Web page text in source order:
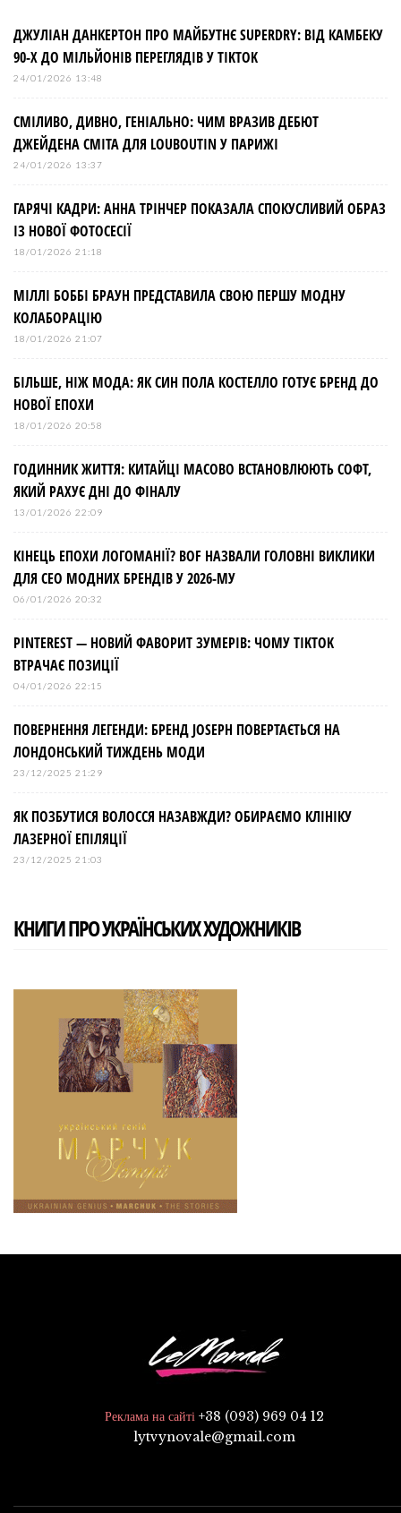
ДЖУЛІАН ДАНКЕРТОН ПРО МАЙБУТНЄ SUPERDRY: ВІД КАМБЕКУ
90-Х ДО МІЛЬЙОНІВ ПЕРЕГЛЯДІВ У TIKTOK
24/01/2026 13:48
СМІЛИВО, ДИВНО, ГЕНІАЛЬНО: ЧИМ ВРАЗИВ ДЕБЮТ
ДЖЕЙДЕНА СМІТА ДЛЯ LOUBOUTIN У ПАРИЖІ
24/01/2026 13:37
ГАРЯЧІ КАДРИ: АННА ТРІНЧЕР ПОКАЗАЛА СПОКУСЛИВИЙ ОБРАЗ
ІЗ НОВОЇ ФОТОСЕСІЇ
18/01/2026 21:18
МІЛЛІ БОББІ БРАУН ПРЕДСТАВИЛА СВОЮ ПЕРШУ МОДНУ
КОЛАБОРАЦІЮ
18/01/2026 21:07
БІЛЬШЕ, НІЖ МОДА: ЯК СИН ПОЛА КОСТЕЛЛО ГОТУЄ БРЕНД ДО
НОВОЇ ЕПОХИ
18/01/2026 20:58
ГОДИННИК ЖИТТЯ: КИТАЙЦІ МАСОВО ВСТАНОВЛЮЮТЬ СОФТ,
ЯКИЙ РАХУЄ ДНІ ДО ФІНАЛУ
13/01/2026 22:09
КІНЕЦЬ ЕПОХИ ЛОГОМАНІЇ? BOF НАЗВАЛИ ГОЛОВНІ ВИКЛИКИ
ДЛЯ СЕО МОДНИХ БРЕНДІВ У 2026-МУ
06/01/2026 20:32
PINTEREST — НОВИЙ ФАВОРИТ ЗУМЕРІВ: ЧОМУ TIKTOK
ВТРАЧАЄ ПОЗИЦІЇ
04/01/2026 22:15
ПОВЕРНЕННЯ ЛЕГЕНДИ: БРЕНД JOSEPH ПОВЕРТАЄТЬСЯ НА
ЛОНДОНСЬКИЙ ТИЖДЕНЬ МОДИ
23/12/2025 21:29
ЯК ПОЗБУТИСЯ ВОЛОССЯ НАЗАВЖДИ? ОБИРАЄМО КЛІНІКУ
ЛАЗЕРНОЇ ЕПІЛЯЦІЇ
23/12/2025 21:03
КНИГИ ПРО УКРАЇНСЬКИХ ХУДОЖНИКІВ
Реклама на сайті +38 (093) 969 04 12
lytvynovale@gmail.com